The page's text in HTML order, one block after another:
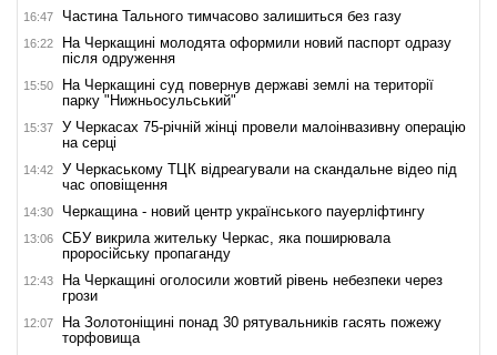
16:47 Частина Тального тимчасово залишиться без газу
16:22
На Черкащині молодята оформили новий паспорт одразу
після одруження
15:50
На Черкащині суд повернув державі землі на території
парку "Нижньосульський"
15:37
У Черкасах 75-річній жінці провели малоінвазивну операцію
на серці
14:42
У Черкаському ТЦК відреагували на скандальне відео під
час оповіщення
14:30 Черкащина - новий центр українського пауерліфтингу
13:06
СБУ викрила жительку Черкас, яка поширювала
проросійську пропаганду
12:43
На Черкащині оголосили жовтий рівень небезпеки через
грози
12:07
На Золотоніщині понад 30 рятувальників гасять пожежу
торфовища